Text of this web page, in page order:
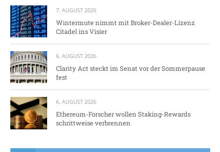
7. AUGUST 2026
Wintermute nimmt mit Broker-Dealer-Lizenz
Citadel ins Visier
6. AUGUST 2026
Clarity Act steckt im Senat vor der Sommerpause
fest
6. AUGUST 2026
Ethereum-Forscher wollen Staking-Rewards
schrittweise verbrennen